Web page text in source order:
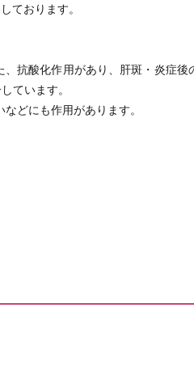
ております。
抗酸化作用があり、肝斑・炎症
ています。
どにも作用があります。